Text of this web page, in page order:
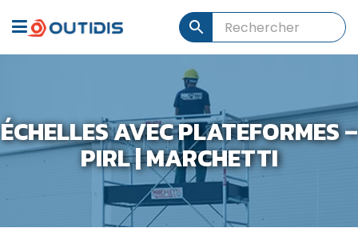
ÉCHELLES AVEC PLATEFORMES –
PIRL | MARCHETTI